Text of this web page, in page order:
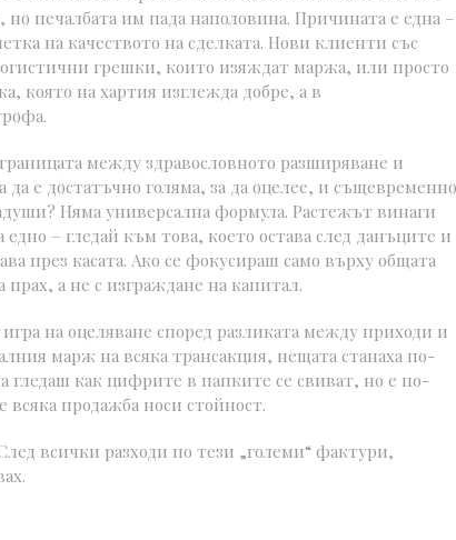
печалбата им пада наполовина. Причината е една –
на качеството на сделката. Нови клиенти със
грешки, които изяждат маржа, или просто
която на хартия изглежда добре, а в
между здравословното разширяване и
е достатъчно голяма, за да оцелее, и същевременно
Няма универсална формула. Растежът винаги
– гледай към това, което остава след данъците и
през касата. Ако се фокусираш само върху общата
а не с изграждане на капитал.
на оцеляване според разликата между приходи и
марж на всяка трансакция, нещата станаха по-
гледаш как цифрите в папките се свиват, но е по-
продажба носи стойност.
всички разходи по тези „големи“ фактури,